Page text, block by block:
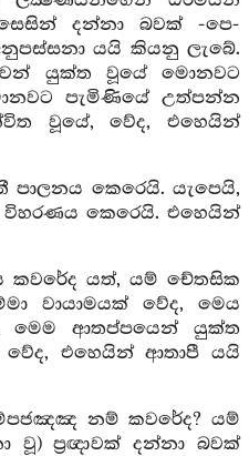
දන්නා බවක් -පෙ-
යයි කියනු ලැබේ.
යුක්ත වූයේ මොනවට
පැමිණියේ උත්පන්න
වූයේ, වේද, එහෙයින්
පාලනය කෙරෙයි. යැපෙයි,
විහරණය කෙරෙයි. එහෙයින්
යත්, යම් චේතසික
වායාමයක් වේද, මෙය
මෙම ආතප්පයෙන් යුක්ත
එහෙයින් ආතාපී යයි
නම් කවරේද? යම්
වූ) ප්‍රඥාවක් දන්නා බවක්